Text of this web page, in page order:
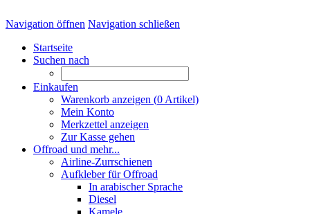
Navigation öffnen Navigation schließen
Startseite
Suchen nach
Einkaufen
Warenkorb anzeigen (0 Artikel)
Mein Konto
Merkzettel anzeigen
Zur Kasse gehen
Offroad und mehr...
Airline-Zurrschienen
Aufkleber für Offroad
In arabischer Sprache
Diesel
Kamele